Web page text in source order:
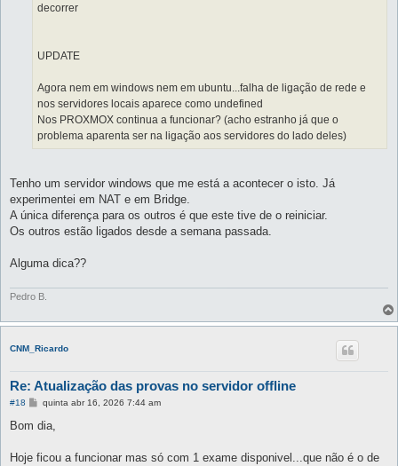
decorrer
UPDATE
Agora nem em windows nem em ubuntu...falha de ligação de rede e
nos servidores locais aparece como undefined
Nos PROXMOX continua a funcionar? (acho estranho já que o
problema aparenta ser na ligação aos servidores do lado deles)
Tenho um servidor windows que me está a acontecer o isto. Já
experimentei em NAT e em Bridge.
A única diferença para os outros é que este tive de o reiniciar.
Os outros estão ligados desde a semana passada.
Alguma dica??
Pedro B.
CNM_Ricardo
Re: Atualização das provas no servidor offline
#18
M
n
g
quinta abr 16, 2026 7:44 am
Bom dia,
Hoje ficou a funcionar mas só com 1 exame disponivel...que não é o de